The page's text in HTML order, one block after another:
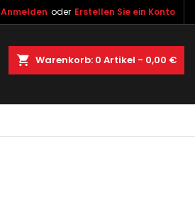
Anmelden oder Erstellen Sie ein Konto
Warenkorb 0 Artikel - 0,00 €